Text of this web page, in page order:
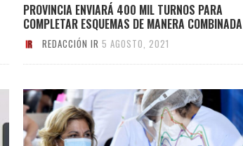
PROVINCIA ENVIARÁ 400 MIL TURNOS PARA
COMPLETAR ESQUEMAS DE MANERA COMBINADA
REDACCIÓN IR 5 AGOSTO, 2021